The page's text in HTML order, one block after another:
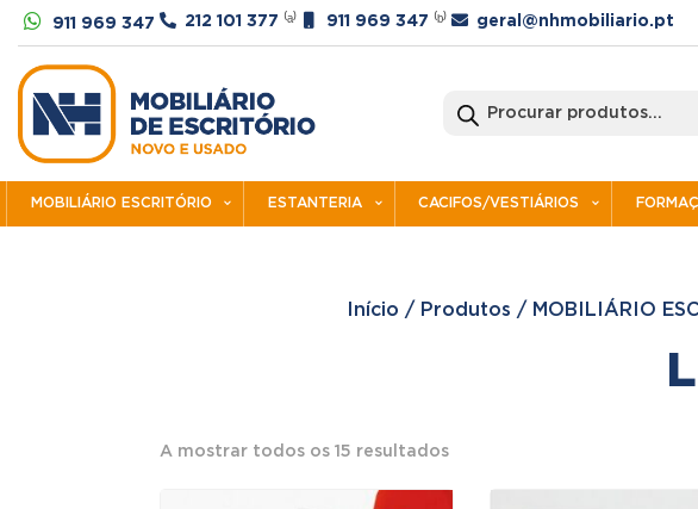
 911 969 347  212 101 377 ⁽ᵃ⁾ 911 969 347 ⁽ᵇ⁾  geral@nhmobiliario.pt
search
MOBILIÁRIO ESCRITÓRIO ESTANTERIA CACIFOS/VESTIÁRIOS
Início / Produtos / MOBILIÁRIO
A mostrar todos os 15 resultadosOrdenado